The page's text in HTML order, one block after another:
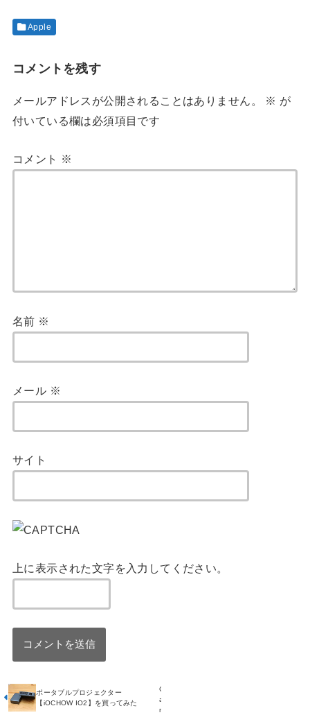
Apple
コメントを残す
メールアドレスが公開されることはありません。 ※ が
付いている欄は必須項目です
コメント ※
名前 ※
メール ※
サイト
上に表示された文字を入力してください。
ポータブルプロジェクター
【iOCHOW IO2】を買ってみた
C
a
n